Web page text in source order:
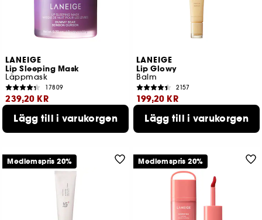
LANEIGE
Lip Sleeping Mask
Läppmask
17809
239,20 KR
Lägsta pris : 299,00 KR
4 storlekar tillgängliga
Lägg till i varukorgen
LANEIGE
Lip Glowy
Balm
2157
199,20 KR
Lägsta pris : 249,00 KR
4 tillgängliga färger
Lägg till i varukorgen
Medlemspris 20% Medlemspris 20%